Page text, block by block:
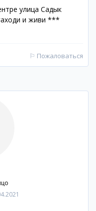
улица Садык
и живи ***
⚐ Пожаловаться